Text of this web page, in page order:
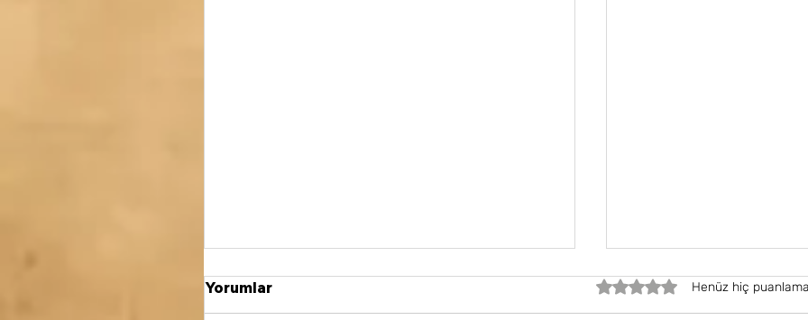
Yorumlar 5 üzerinden 0 yıldız
Henüz hiç